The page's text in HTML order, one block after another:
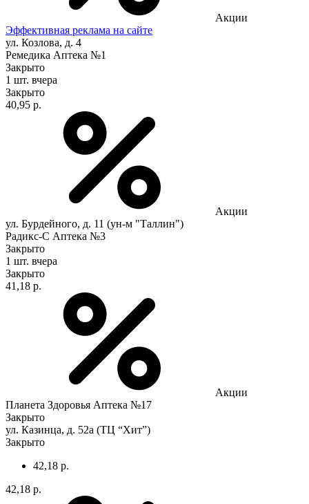
Акции
Эффективная реклама на сайте
ул. Козлова, д. 4
Ремедика Аптека №1
Закрыто
1 шт. вчера
Закрыто
40,95 р.
Акции
ул. Бурдейного, д. 11 (ун-м "Таллин")
Радикс-С Аптека №3
Закрыто
1 шт. вчера
Закрыто
41,18 р.
Акции
Планета Здоровья Аптека №17
Закрыто
ул. Казинца, д. 52а (ТЦ “Хит”)
Закрыто
42,18 р.
42,18 р.